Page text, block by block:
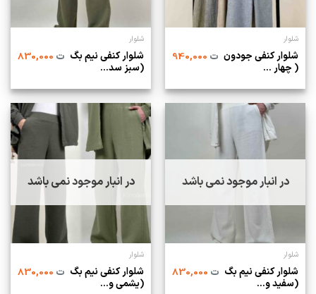
شلوار
شلوار کنفی جودون
( چهار ...
ت940,000
شلوار
شلوار کنفی نیم بگ
(سبز سد...
ت830,000
در انبار موجود نمی باشد
شلوار
شلوار کنفی نیم بگ
(سفید و...
ت830,000
در انبار موجود نمی باشد
شلوار
شلوار کنفی نیم بگ
(یشمی و...
ت830,000